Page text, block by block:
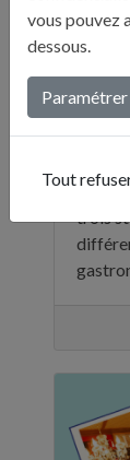
trois
vous pouvez
dessous.
Paramétrer
Tout